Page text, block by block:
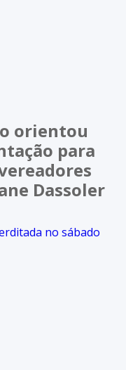
orientou
para
Dassoler